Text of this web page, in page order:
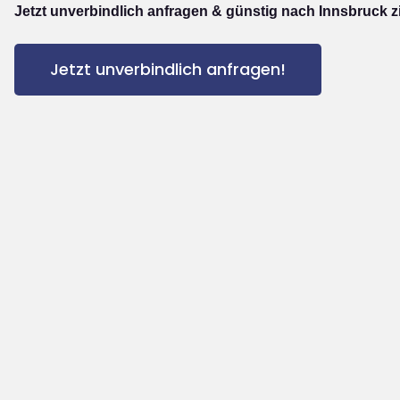
Jetzt unverbindlich anfragen & günstig nach Innsbruck
Jetzt unverbindlich anfragen!